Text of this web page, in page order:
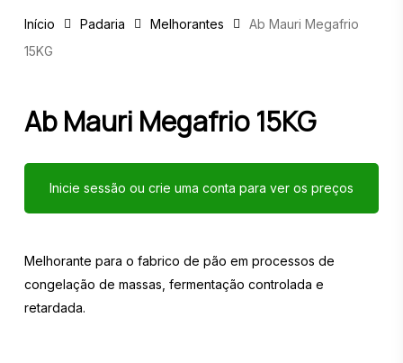
Início Padaria Melhorantes
Ab Mauri Megafrio
15KG
Ab Mauri Megafrio 15KG
Inicie sessão ou crie uma conta para ver os preços
Melhorante para o fabrico de pão em processos de
congelação de massas, fermentação controlada e
retardada.